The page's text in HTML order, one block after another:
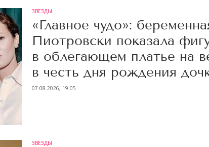
ЗВЕЗДЫ
«Главное чудо»:
Пиотровски показала
в облегающем платье на
в честь дня рождения
07.08.2026, 19:05
ЗВЕЗДЫ